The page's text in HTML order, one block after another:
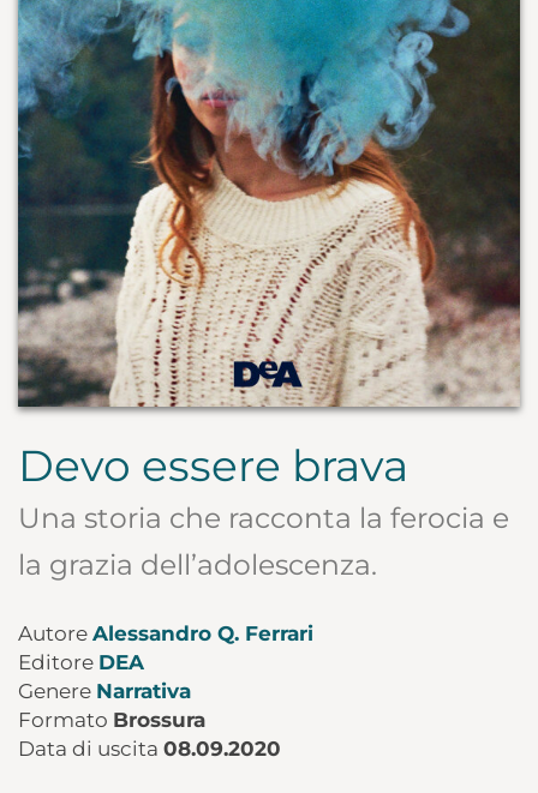
Devo essere brava
Una storia che racconta la ferocia e
la grazia dell’adolescenza.
Autore Alessandro Q. Ferrari
Editore DEA
Genere Narrativa
Formato Brossura
Data di uscita 08.09.2020